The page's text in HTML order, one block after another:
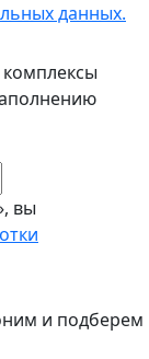
данных.
вы
и подберем